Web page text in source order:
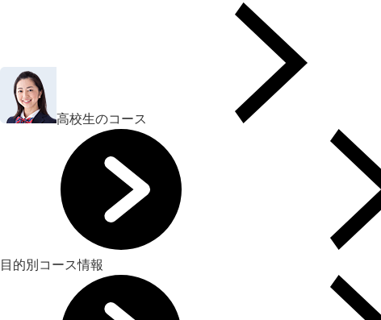
高校生のコース
目的別コース情報